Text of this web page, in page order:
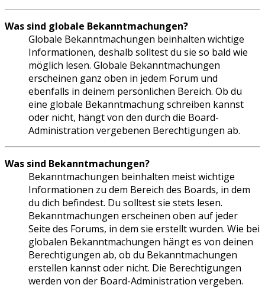
Was sind globale Bekanntmachungen?
Globale Bekanntmachungen beinhalten wichtige
Informationen, deshalb solltest du sie so bald wie
möglich lesen. Globale Bekanntmachungen
erscheinen ganz oben in jedem Forum und
ebenfalls in deinem persönlichen Bereich. Ob du
eine globale Bekanntmachung schreiben kannst
oder nicht, hängt von den durch die Board-
Administration vergebenen Berechtigungen ab.
Was sind Bekanntmachungen?
Bekanntmachungen beinhalten meist wichtige
Informationen zu dem Bereich des Boards, in dem
du dich befindest. Du solltest sie stets lesen.
Bekanntmachungen erscheinen oben auf jeder
Seite des Forums, in dem sie erstellt wurden. Wie bei
globalen Bekanntmachungen hängt es von deinen
Berechtigungen ab, ob du Bekanntmachungen
erstellen kannst oder nicht. Die Berechtigungen
werden von der Board-Administration vergeben.